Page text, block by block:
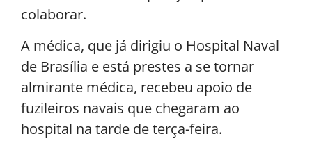
colaborar.
A médica, que já dirigiu o Hospital Naval
de Brasília e está prestes a se tornar
almirante médica, recebeu apoio de
fuzileiros navais que chegaram ao
hospital na tarde de terça-feira.